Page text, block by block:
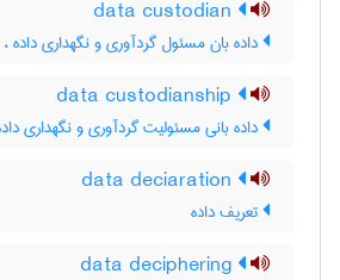
داده بان مسئول گردآوری و نگهداری داده ،
داده بانی مسئولیت گردآوری و نگهداری
تعریف داده